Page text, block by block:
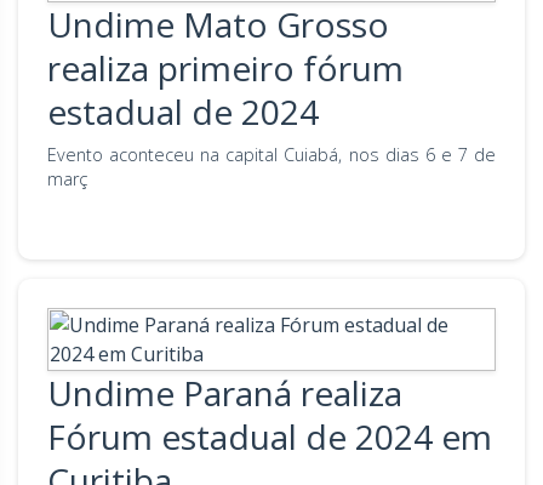
Undime Mato Grosso
realiza primeiro fórum
estadual de 2024
Evento aconteceu na capital Cuiabá, nos dias 6 e 7 de
març
Undime Paraná realiza
Fórum estadual de 2024 em